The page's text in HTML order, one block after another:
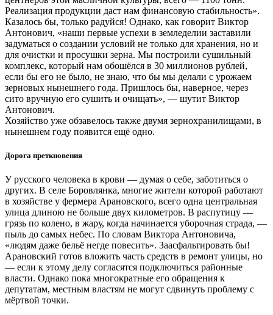
Реализация продукции даст нам финансовую стабильность».
Казалось бы, только радуйся! Однако, как говорит Виктор
Антонович, «наши первые успехи в земледелии заставили
задуматься о создании условий не только для хранения, но и
для очистки и просушки зерна. Мы построили сушильный
комплекс, который нам обошёлся в 30 миллионов рублей,
если бы его не было, не знаю, что бы мы делали с урожаем
зерновых нынешнего года. Пришлось бы, наверное, через
сито вручную его сушить и очищать», — шутит Виктор
Антонович.
Хозяйство уже обзавелось также двумя зернохранилищами, в
нынешнем году появится ещё одно.
Дорога преткновения
У русского человека в крови — думая о себе, заботиться о
других. В селе Боровлянка, многие жители которой работают
в хозяйстве у фермера Арановского, всего одна центральная
улица длиною не больше двух километров. В распутицу —
грязь по колено, в жару, когда начинается уборочная страда, —
пыль до самых небес. По словам Виктора Антоновича,
«людям даже бельё негде повесить». Заасфальтировать бы!
Арановский готов вложить часть средств в ремонт улицы, но
— если к этому делу согласятся подключиться районные
власти. Однако пока многократные его обращения к
депутатам, местным властям не могут сдвинуть проблему с
мёртвой точки.